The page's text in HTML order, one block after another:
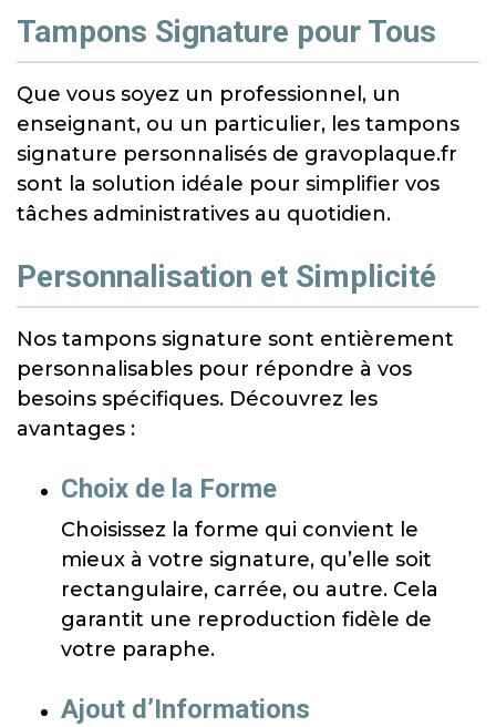
Tampons Signature pour Tous
Que vous soyez un professionnel, un
enseignant, ou un particulier, les tampons
signature personnalisés de gravoplaque.fr
sont la solution idéale pour simplifier vos
tâches administratives au quotidien.
Personnalisation et Simplicité
Nos tampons signature sont entièrement
personnalisables pour répondre à vos
besoins spécifiques. Découvrez les
avantages :
Choix de la Forme
Choisissez la forme qui convient le
mieux à votre signature, qu’elle soit
rectangulaire, carrée, ou autre. Cela
garantit une reproduction fidèle de
votre paraphe.
Ajout d’Informations